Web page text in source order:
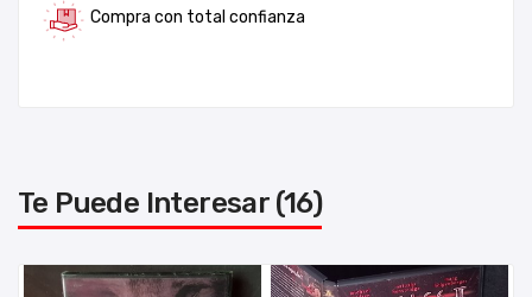
Compra con total confianza
Te Puede Interesar (16)